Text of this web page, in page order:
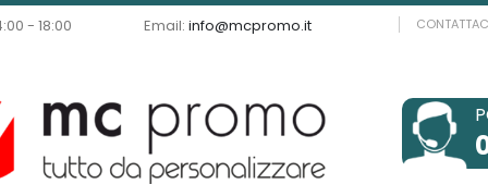
- 18:00 Email: info@mcpromo.it